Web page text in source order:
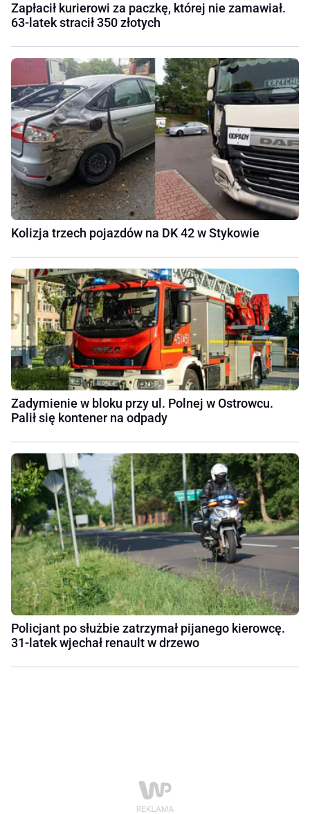
Zapłacił kurierowi za paczkę, której nie zamawiał.
63-latek stracił 350 złotych
Kolizja trzech pojazdów na DK 42 w Stykowie
Zadymienie w bloku przy ul. Polnej w Ostrowcu.
Palił się kontener na odpady
Policjant po służbie zatrzymał pijanego kierowcę.
31-latek wjechał renault w drzewo